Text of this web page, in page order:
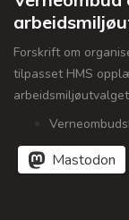
Forskrift om
tilpasset HMS
Mastodon